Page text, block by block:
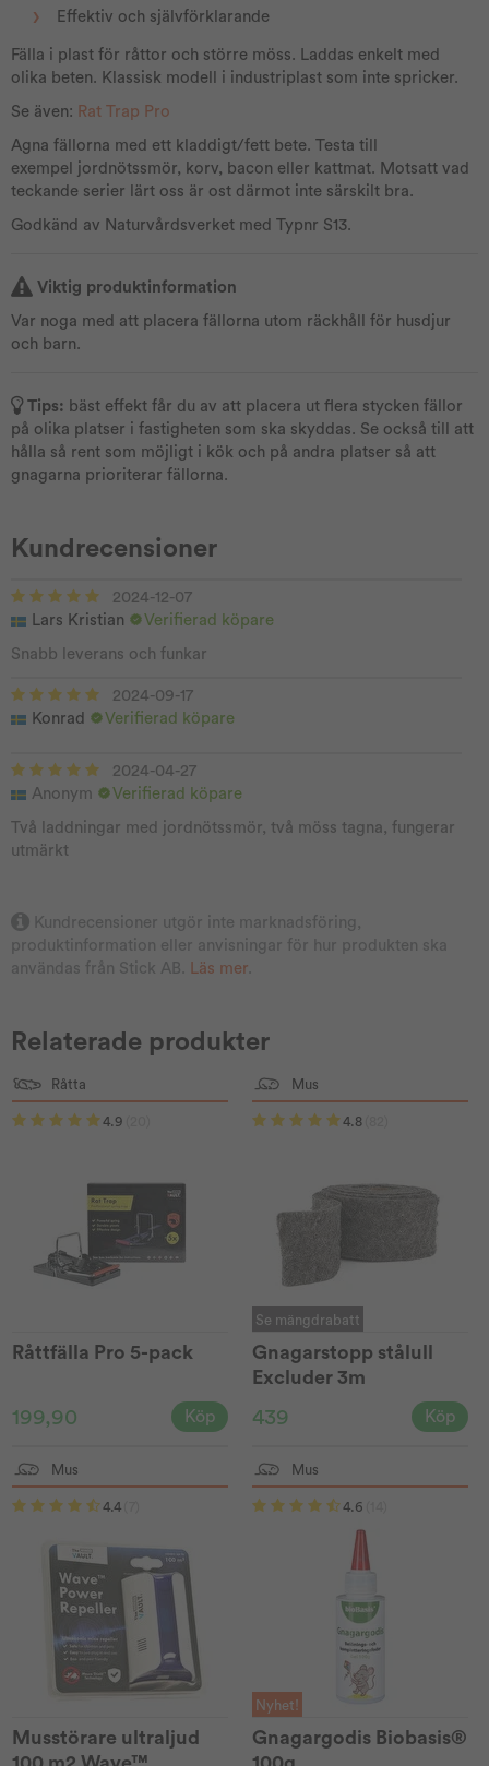
Effektiv och självförklarande
Fälla i plast för råttor och större möss. Laddas enkelt med
olika beten. Klassisk modell i industriplast som inte spricker.
Se även: Rat Trap Pro
Agna fällorna med ett kladdigt/fett bete. Testa till
exempel jordnötssmör, korv, bacon eller kattmat. Motsatt vad
teckande serier lärt oss är ost därmot inte särskilt bra.
Godkänd av Naturvårdsverket med Typnr S13.
Viktig produktinformation
Var noga med att placera fällorna utom räckhåll för husdjur
och barn.
Tips: bäst effekt får du av att placera ut flera stycken fällor
på olika platser i fastigheten som ska skyddas. Se också till att
hålla så rent som möjligt i kök och på andra platser så att
gnagarna prioriterar fällorna.
Kundrecensioner
2024-12-07
Lars Kristian
Verifierad köpare
Snabb leverans och funkar
2024-09-17
Konrad
Verifierad köpare
2024-04-27
Anonym
Verifierad köpare
Två laddningar med jordnötssmör, två möss tagna, fungerar
utmärkt
Kundrecensioner utgör inte marknadsföring,
produktinformation eller anvisningar för hur produkten ska
användas från Stick AB.
Läs mer
Relaterade produkter
Råtta
4.9
Råttfälla Pro 5-pack
199,90 Köp
Mus
4.8
Se mängdrabatt
Gnagarstopp stålull
Excluder 3m
439 Köp
Mus
4.4
Musstörare ultraljud
Mus
4.6
Nyhet!
Gnagargodis Biobasis®